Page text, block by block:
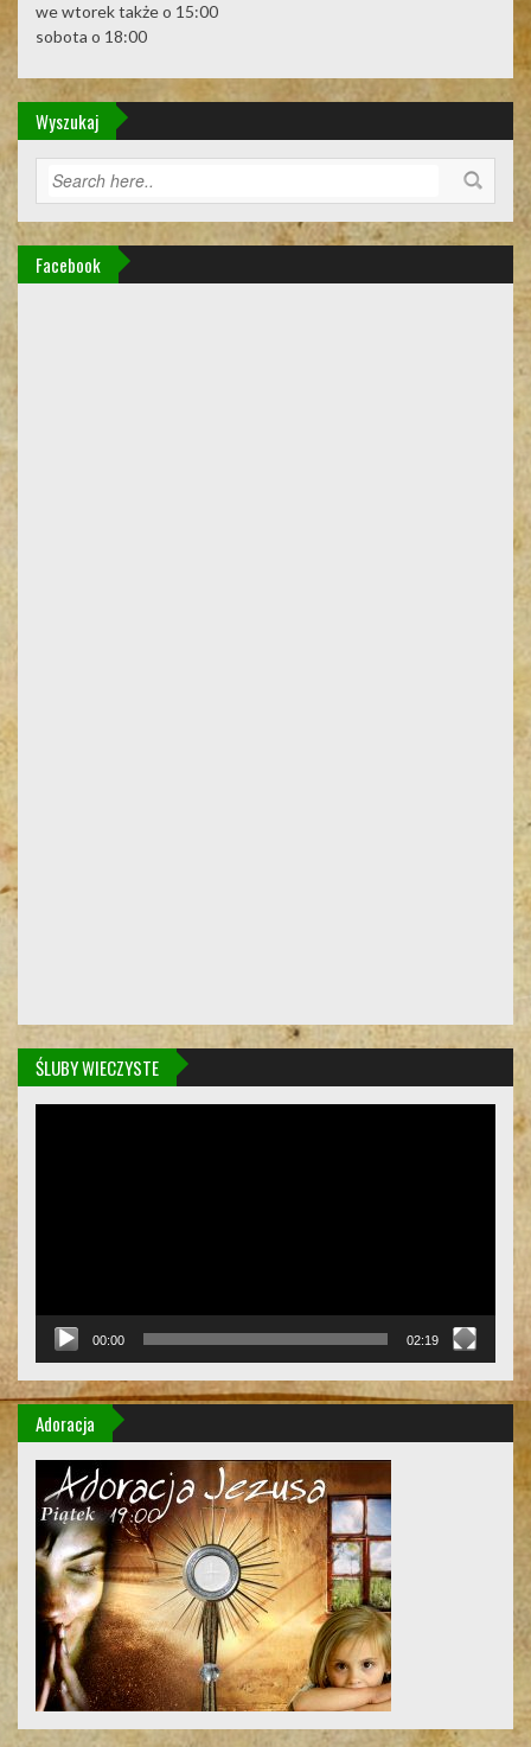
we wtorek także o 15:00
sobota o 18:00
Wyszukaj
Facebook
ŚLUBY WIECZYSTE
00:00 02:19
Adoracja